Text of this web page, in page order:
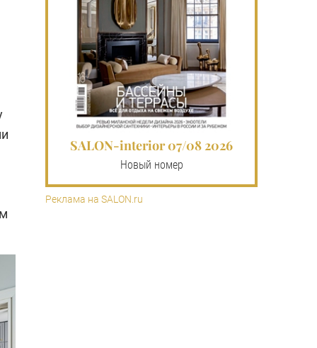
SALON-interior 07/08 2026
Новый номер
Реклама на SALON.ru